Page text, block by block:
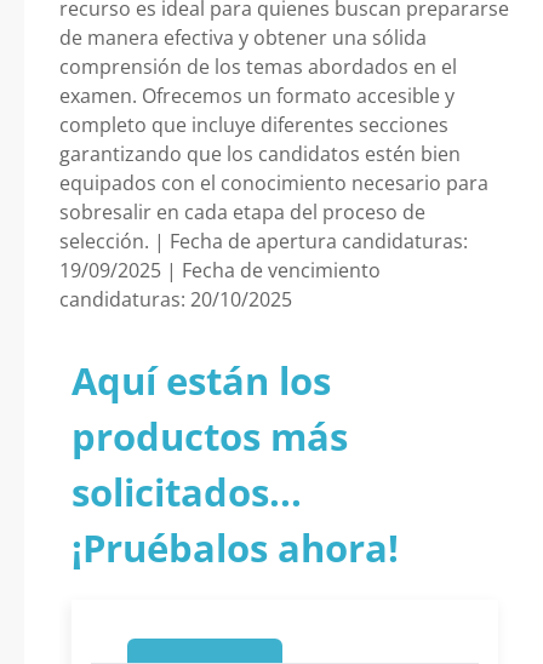
recurso es ideal para quienes buscan prepararse
de manera efectiva y obtener una sólida
comprensión de los temas abordados en el
examen. Ofrecemos un formato accesible y
completo que incluye diferentes secciones
garantizando que los candidatos estén bien
equipados con el conocimiento necesario para
sobresalir en cada etapa del proceso de
selección. | Fecha de apertura candidaturas:
19/09/2025 | Fecha de vencimiento
candidaturas: 20/10/2025
Aquí están los
productos más
solicitados...
¡Pruébalos ahora!